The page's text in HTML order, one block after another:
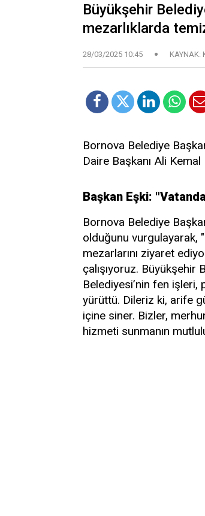
Büyükşehir
mezarlıklarda
28/03/2025 10:45 KAYNAK:
Bornova Belediye
Daire Başkanı Ali
Başkan Eşki:
Bornova Belediye
olduğunu vurgulayarak,
mezarlarını ziyaret
çalışıyoruz. Büyükşehir
Belediyesi’nin fen
yürüttü. Dileriz ki, arife
içine siner. Bizler,
hizmeti sunmanın